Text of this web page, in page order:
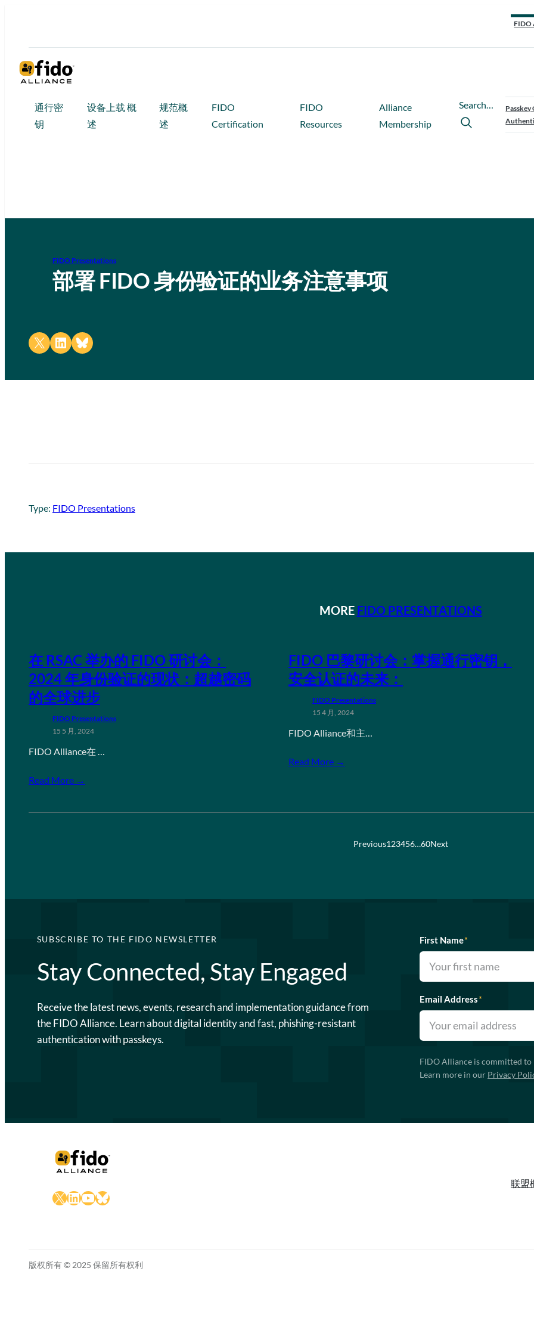
FIDO
通行密
钥
设备上载 概
述
规范概
述
FIDO
Certification
FIDO
Resources
Alliance
Membership
Search…
Passkey
FIDO Presentations
部署 FIDO 身份验证的业务注意事项
Share on X Share on LinkedIn
Share on Bluesky
Type: FIDO Presentations
MORE FIDO PRESENTATIONS
在 RSAC 举办的 FIDO 研讨会：
2024 年身份验证的现状：超越密码
的全球进步
FIDO Presentations
15 5 月, 2024
FIDO Alliance在 …
Read More →
FIDO 巴黎研讨会：掌握通行密钥，
安全认证的未来：
FIDO Presentations
15 4 月, 2024
FIDO Alliance和主…
Read More →
Previous123456…60Next
SUBSCRIBE TO THE FIDO NEWSLETTER
Stay Connected, Stay Engaged
Receive the latest news, events, research and implementation guidance from
the FIDO Alliance. Learn about digital identity and fast, phishing-resistant
authentication with passkeys.
First Name*
Email Address*
FIDO Alliance is committed
Learn more in our Privacy
X LinkedIn
YouTube
Bluesky
联盟
版权所有 © 2025 保留所有权利